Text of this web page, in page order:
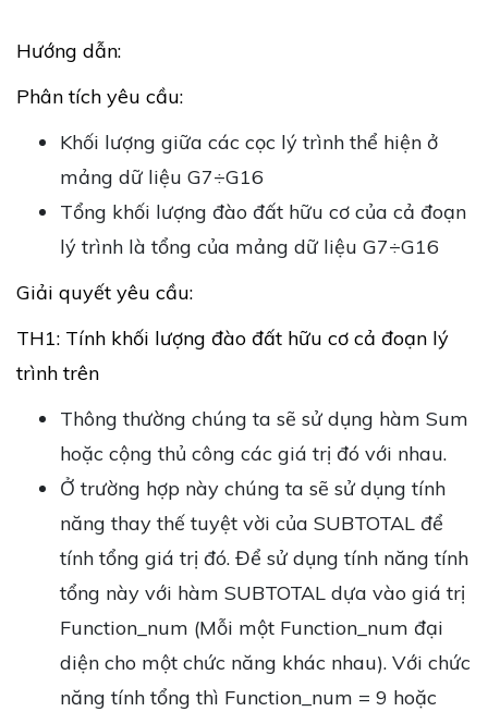
Hướng dẫn:
Phân tích yêu cầu:
Khối lượng giữa các cọc lý trình thể hiện ở
mảng dữ liệu G7÷G16
Tổng khối lượng đào đất hữu cơ của cả đoạn
lý trình là tổng của mảng dữ liệu G7÷G16
Giải quyết yêu cầu:
TH1: Tính khối lượng đào đất hữu cơ cả đoạn lý
trình trên
Thông thường chúng ta sẽ sử dụng hàm Sum
hoặc cộng thủ công các giá trị đó với nhau.
Ở trường hợp này chúng ta sẽ sử dụng tính
năng thay thế tuyệt vời của SUBTOTAL để
tính tổng giá trị đó. Để sử dụng tính năng tính
tổng này với hàm SUBTOTAL dựa vào giá trị
Function_num (Mỗi một Function_num đại
diện cho một chức năng khác nhau). Với chức
năng tính tổng thì Function_num = 9 hoặc